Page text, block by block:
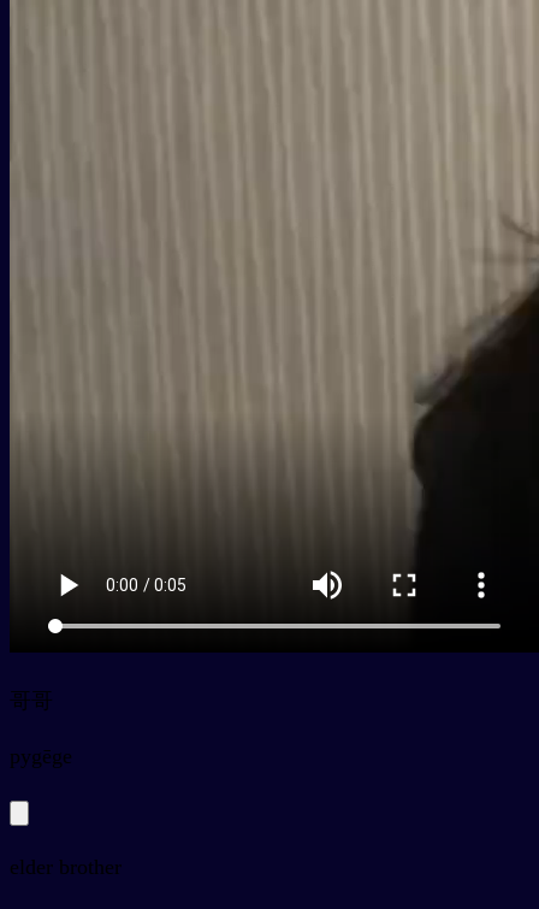
哥哥
pygēge
elder brother